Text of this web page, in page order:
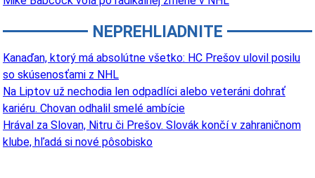
NEPREHLIADNITE
Kanaďan, ktorý má absolútne všetko: HC Prešov ulovil posilu
so skúsenosťami z NHL
Na Liptov už nechodia len odpadlíci alebo veteráni dohrať
kariéru. Chovan odhalil smelé ambície
Hrával za Slovan, Nitru či Prešov. Slovák končí v zahraničnom
klube, hľadá si nové pôsobisko